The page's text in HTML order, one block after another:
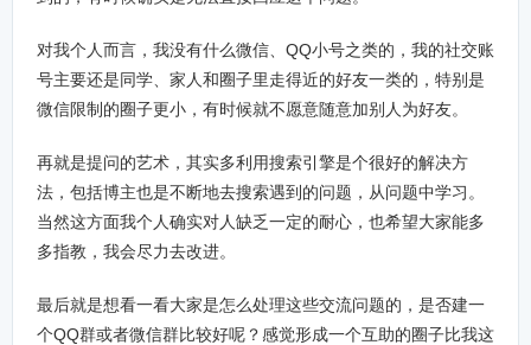
对我个人而言，我没有什么微信、QQ小号之类的，我的社交账
号主要还是同学、家人和圈子里走得近的好友一类的，特别是
微信限制的圈子更小，有时候就不愿意随意加别人为好友。
再就是提问的艺术，其实多利用搜索引擎是个很好的解决方
法，包括博主也是不断地去搜索遇到的问题，从问题中学习。
当然这方面我个人确实对人缺乏一定的耐心，也希望大家能多
多指教，我会尽力去改进。
最后就是想看一看大家是怎么处理这些交流问题的，是否建一
个QQ群或者微信群比较好呢？感觉形成一个互助的圈子比我这